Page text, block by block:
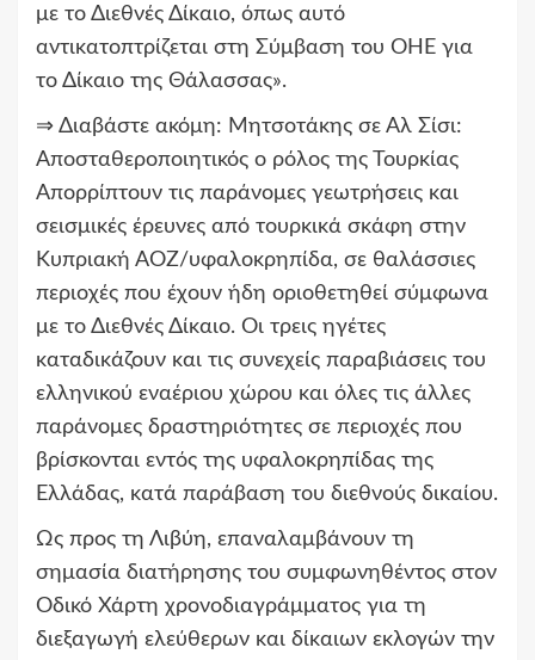
με το Διεθνές Δίκαιο, όπως αυτό
αντικατοπτρίζεται στη Σύμβαση του ΟΗΕ για
το Δίκαιο της Θάλασσας».
⇒ Διαβάστε ακόμη: Μητσοτάκης σε Αλ Σίσι:
Αποσταθεροποιητικός ο ρόλος της Τουρκίας
Απορρίπτουν τις παράνομες γεωτρήσεις και
σεισμικές έρευνες από τουρκικά σκάφη στην
Κυπριακή ΑΟΖ/υφαλοκρηπίδα, σε θαλάσσιες
περιοχές που έχουν ήδη οριοθετηθεί σύμφωνα
με το Διεθνές Δίκαιο. Οι τρεις ηγέτες
καταδικάζουν και τις συνεχείς παραβιάσεις του
ελληνικού εναέριου χώρου και όλες τις άλλες
παράνομες δραστηριότητες σε περιοχές που
βρίσκονται εντός της υφαλοκρηπίδας της
Ελλάδας, κατά παράβαση του διεθνούς δικαίου.
Ως προς τη Λιβύη, επαναλαμβάνουν τη
σημασία διατήρησης του συμφωνηθέντος στον
Οδικό Χάρτη χρονοδιαγράμματος για τη
διεξαγωγή ελεύθερων και δίκαιων εκλογών την